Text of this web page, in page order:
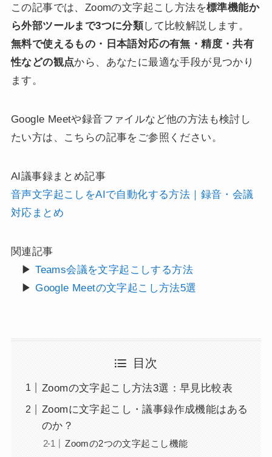
この記事では、Zoomの文字起こし方法を標準機能か
ら外部ツールまで3つに分類して比較解説します。
無料で使えるもの・日本語対応の有無・精度・共有
性などの観点から、あなたに最適な手段が見つかり
ます。
Google Meetや録音ファイルなど他の方法も検討し
たい方は、こちらの記事をご参照ください。
AI議事録まとめ記事
音声文字起こしをAIで自動化する方法｜録音・会議
対応まとめ
関連記事
▶Teams会議を文字起こしする方法
▶Google Meetの文字起こし方法5選
目次
Zoomの文字起こし方法3選：早見比較表
Zoomに文字起こし・議事録作成機能はある
のか？
Zoomの2つの文字起こし機能